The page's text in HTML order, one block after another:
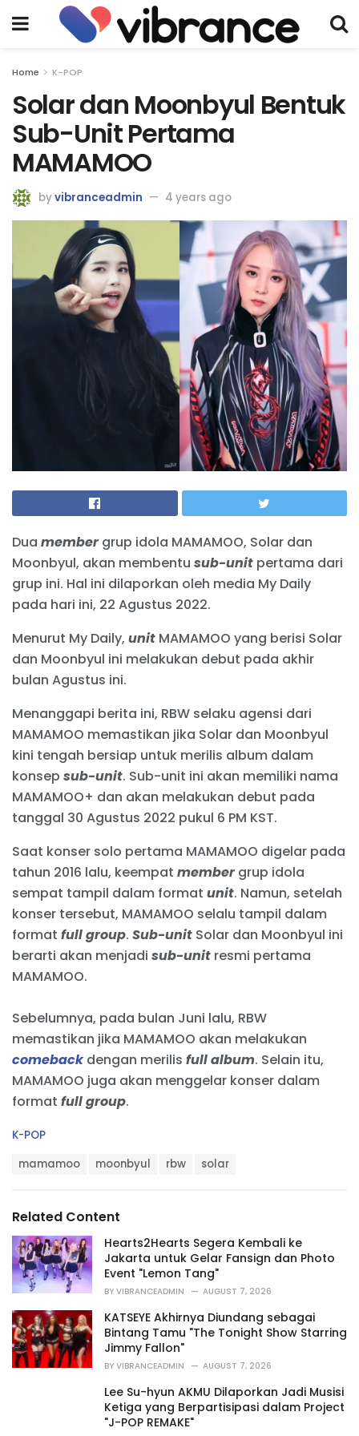
Home K-POP
Solar dan Moonbyul Bentuk
Sub-Unit Pertama
MAMAMOO
byvibranceadmin 4 years ago
Dua membergrup idola MAMAMOO, Solar dan
Moonbyul, akan membentu sub-unit pertama dari
grup ini. Hal ini dilaporkan oleh media My Daily
pada hari ini, 22 Agustus 2022.
Menurut My Daily, unit MAMAMOO yang berisi Solar
dan Moonbyul ini melakukan debut pada akhir
bulan Agustus ini.
Menanggapi berita ini, RBW selaku agensi dari
MAMAMOO memastikan jika Solar dan Moonbyul
kini tengah bersiap untuk merilis album dalam
konsep sub-unit. Sub-unit ini akan memiliki nama
MAMAMOO+ dan akan melakukan debut pada
tanggal 30 Agustus 2022 pukul 6 PM KST.
Saat konser solo pertama MAMAMOO digelar pada
tahun 2016 lalu, keempat membergrup idola
sempat tampil dalam format unit. Namun, setelah
konser tersebut, MAMAMOO selalu tampil dalam
format full group. Sub-unit Solar dan Moonbyul ini
berarti akan menjadi sub-unit resmi pertama
MAMAMOO.
Sebelumnya, pada bulan Juni lalu, RBW
memastikan jika MAMAMOO akan melakukan
comebackdengan merilis full album. Selain itu,
MAMAMOO juga akan menggelar konser dalam
format fullgroup.
C
r
i
e
s
:
K-POP
:
mamamoo moonbyul rbw solar
Related Content
Hearts2Hearts Segera Kembali ke
Jakarta untuk Gelar Fansign dan Photo
Event "Lemon Tang"
BY VIBRANCEADMIN AUGUST 7, 2026
KATSEYE Akhirnya Diundang sebagai
Bintang Tamu "The Tonight Show Starring
Jimmy Fallon"
BY VIBRANCEADMIN AUGUST 7, 2026
Lee Su-hyun AKMU Dilaporkan Jadi Musisi
Ketiga yang Berpartisipasi dalam Project
"J-POP REMAKE"